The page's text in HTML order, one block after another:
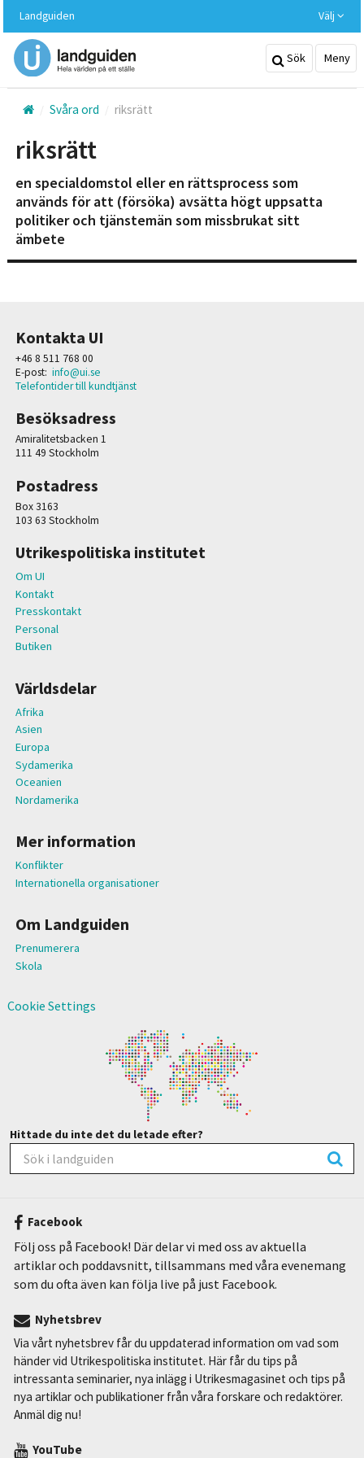
huvudinnehållet
Landguiden Välj
Sök Meny
Svåra ord riksrätt
riksrätt
en specialdomstol eller en rättsprocess som
används för att (försöka) avsätta högt uppsatta
politiker och tjänstemän som missbrukat sitt
ämbete
Kontakta UI
+46 8 511 768 00
E-post: info@ui.se
Telefontider till kundtjänst
Besöksadress
Amiralitetsbacken 1
111 49 Stockholm
Postadress
Box 3163
103 63 Stockholm
Utrikespolitiska institutet
Om UI
Kontakt
Presskontakt
Personal
Butiken
Världsdelar
Afrika
Asien
Europa
Sydamerika
Oceanien
Nordamerika
Mer information
Konflikter
Internationella organisationer
Om Landguiden
Prenumerera
Skola
Cookie Settings
Hittade du inte det du letade efter?
Facebook
Följ oss på Facebook! Där delar vi med oss av aktuella
artiklar och poddavsnitt, tillsammans med våra evenemang
som du ofta även kan följa live på just Facebook.
Nyhetsbrev
Via vårt nyhetsbrev får du uppdaterad information om vad som
händer vid Utrikespolitiska institutet. Här får du tips på
intressanta seminarier, nya inlägg i Utrikesmagasinet och tips på
nya artiklar och publikationer från våra forskare och redaktörer.
Anmäl dig nu!
YouTube